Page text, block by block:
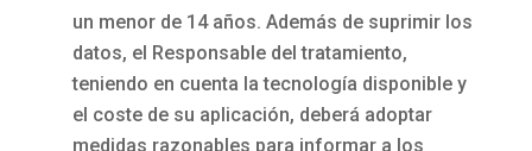
un menor de 14 años. Además de suprimir los
datos, el Responsable del tratamiento,
teniendo en cuenta la tecnología disponible y
el coste de su aplicación, deberá adoptar
medidas razonables para informar a los